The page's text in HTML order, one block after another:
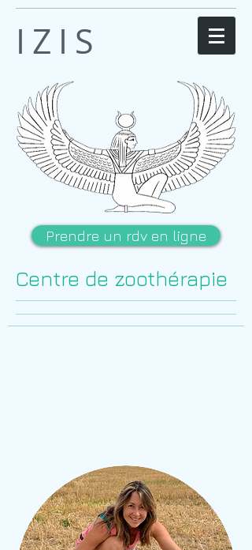
IZIS
Prendre un rdv en ligne
Centre de zoothérapie